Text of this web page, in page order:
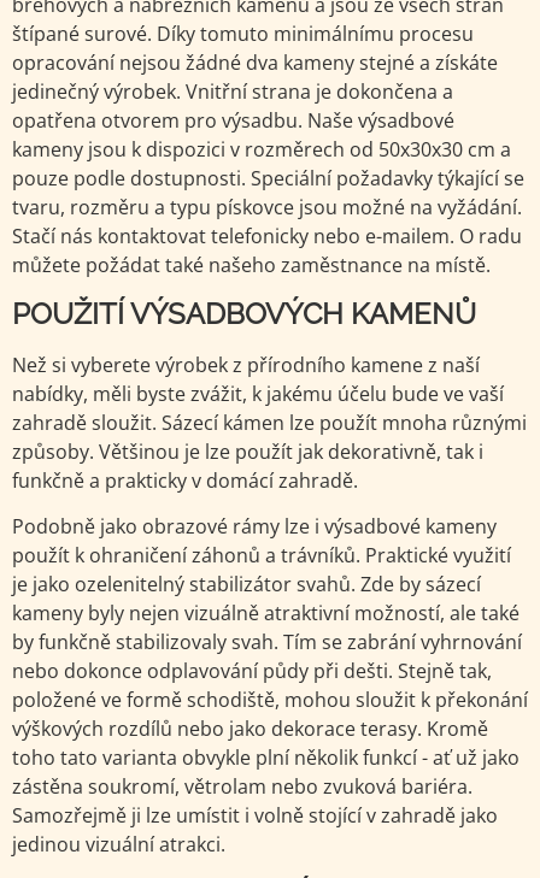
štípané surové. Díky tomuto minimálnímu procesu
opracování nejsou žádné dva kameny stejné a získáte
jedinečný výrobek. Vnitřní strana je dokončena a
opatřena otvorem pro výsadbu. Naše výsadbové
kameny jsou k dispozici v rozměrech od 50x30x30 cm a
pouze podle dostupnosti. Speciální požadavky týkající se
tvaru, rozměru a typu pískovce jsou možné na vyžádání.
Stačí nás kontaktovat telefonicky nebo e-mailem. O radu
můžete požádat také našeho zaměstnance na místě.
POUŽITÍ VÝSADBOVÝCH KAMENŮ
Než si vyberete výrobek z přírodního kamene z naší
nabídky, měli byste zvážit, k jakému účelu bude ve vaší
zahradě sloužit. Sázecí kámen lze použít mnoha různými
způsoby. Většinou je lze použít jak dekorativně, tak i
funkčně a prakticky v domácí zahradě.
Podobně jako obrazové rámy lze i výsadbové kameny
použít k ohraničení záhonů a trávníků. Praktické využití
je jako ozelenitelný stabilizátor svahů. Zde by sázecí
kameny byly nejen vizuálně atraktivní možností, ale také
by funkčně stabilizovaly svah. Tím se zabrání vyhrnování
nebo dokonce odplavování půdy při dešti. Stejně tak,
položené ve formě schodiště, mohou sloužit k překonání
výškových rozdílů nebo jako dekorace terasy. Kromě
toho tato varianta obvykle plní několik funkcí - ať už jako
zástěna soukromí, větrolam nebo zvuková bariéra.
Samozřejmě ji lze umístit i volně stojící v zahradě jako
jedinou vizuální atrakci.